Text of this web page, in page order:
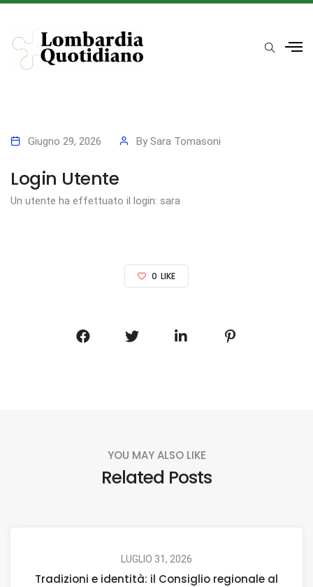
Giugno 29, 2026 By Sara Tomasoni
Login Utente
Un utente ha effettuato il login: sara
0 LIKE
YOU MAY ALSO LIKE
Related Posts
LUGLIO 31, 2026
Tradizioni e identità: il Consiglio regionale al